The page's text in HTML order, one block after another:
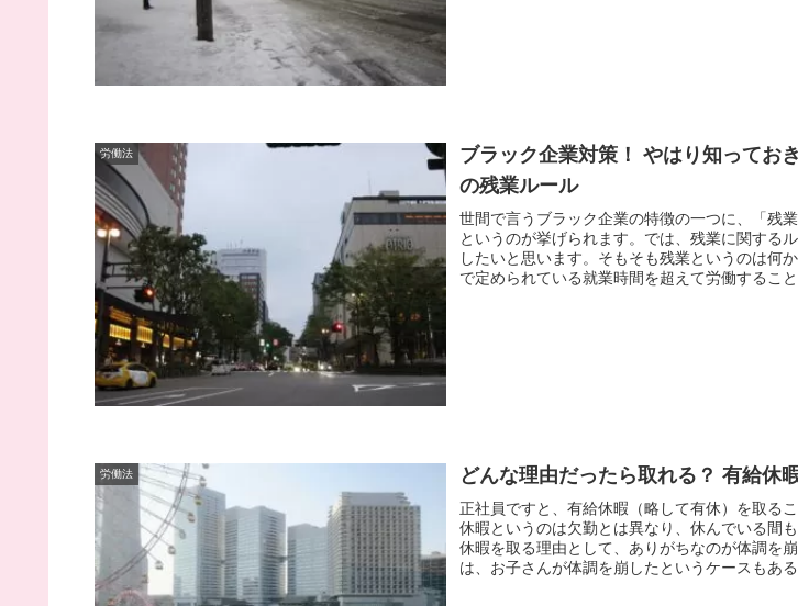
労働法
ブラック企業対策！ やはり知ってお
の残業ルール
世間で言うブラック企業の特徴の一つに、「残
というのが挙げられます。では、残業に関する
したいと思います。そもそも残業というのは何
で定められている就業時間を超えて労働すること
労働法 どんな理由だったら取れる？ 有給休
正社員ですと、有給休暇（略して有休）を取る
休暇というのは欠勤とは異なり、休んでいる間
休暇を取る理由として、ありがちなのが体調を
は、お子さんが体調を崩したというケースもあ